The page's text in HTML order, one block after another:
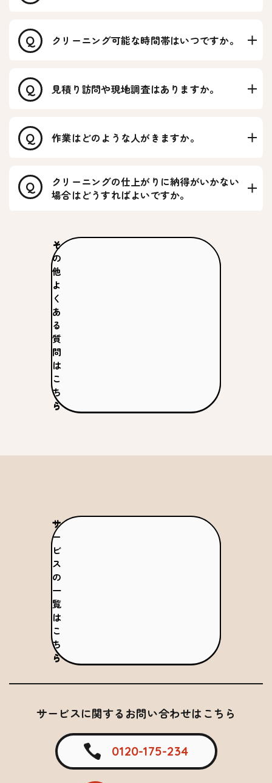
Q クリーニング可能な時間帯はいつですか。
Q 見積り訪問や現地調査はありますか。
Q 作業はどのような人がきますか。
Q
クリーニングの仕上がりに納得がいかない
場合はどうすればよいですか。
そ
の
他
よ
く
あ
る
質
問
は
こ
ち
ら
サ
ー
ビ
ス
の
一
覧
は
こ
ち
ら
サービスに関するお問い合わせはこちら
0120-175-234